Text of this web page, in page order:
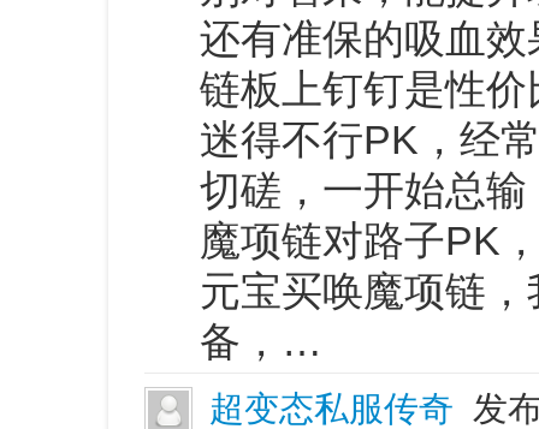
还有准保的吸血
链板上钉钉是性
迷得不行PK，经
切磋，一开始总
魔项链对路子PK
元宝买唤魔项链
备，…
超变态私服传奇 发